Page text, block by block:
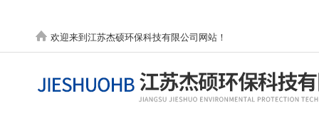
欢迎来到江苏杰硕环保科技有限公司网站！